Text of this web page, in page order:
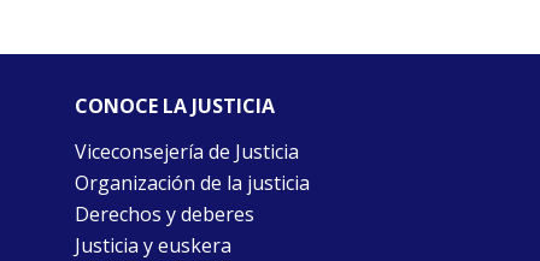
CONOCE LA JUSTICIA
Viceconsejería de Justicia
Organización de la justicia
Derechos y deberes
Justicia y euskera